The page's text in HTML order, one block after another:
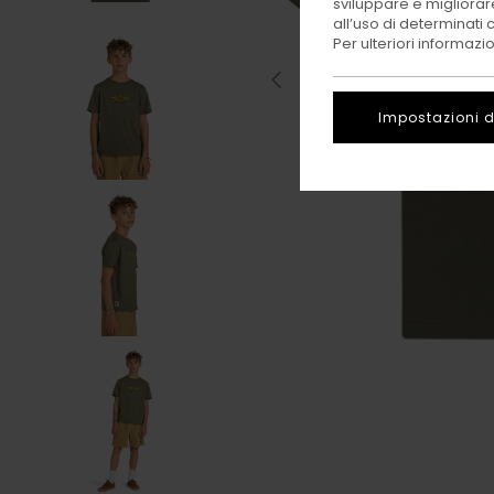
all’uso di
Per ulteriori
Impostazioni